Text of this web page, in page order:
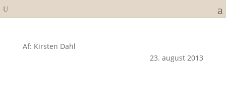
Af: Kirsten Dahl
23. august 2013